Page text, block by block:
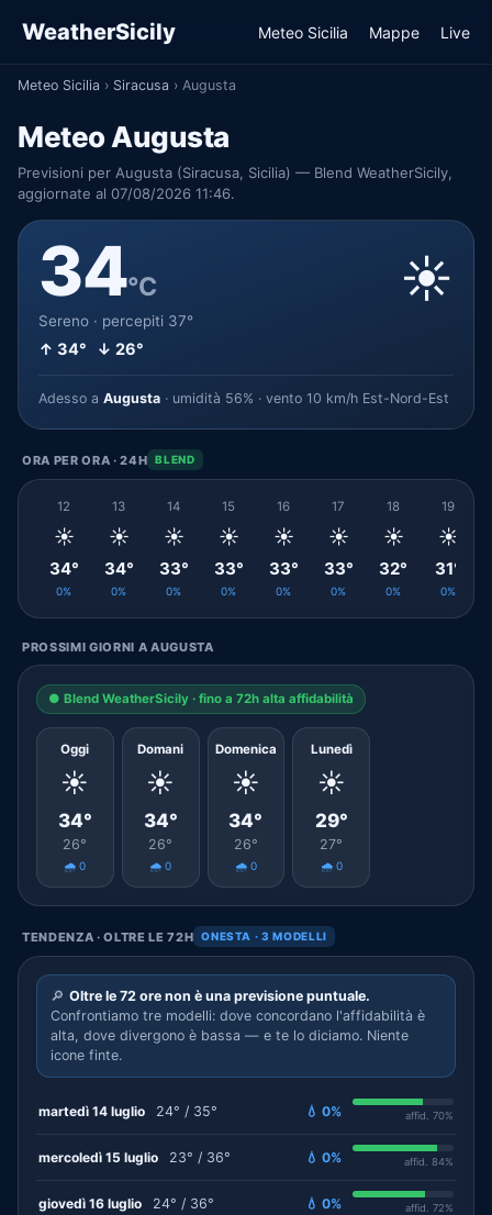
WeatherSicily Meteo Sicilia Mappe Live
Meteo Sicilia › Siracusa › Augusta
Meteo Augusta
Previsioni per Augusta (Siracusa, Sicilia) — Blend WeatherSicily,
aggiornate al 07/08/2026 11:46.
34°C
Sereno · percepiti 37°
↑ 34° ↓ 26°
☀️
Adesso a Augusta · umidità 56% · vento 10 km/h Est-Nord-Est
ORA PER ORA · 24H BLEND
12
☀️
34°
0%
13
☀️
34°
0%
14
☀️
33°
0%
15
☀️
33°
0%
16
☀️
33°
0%
17
☀️
33°
0%
18
☀️
32°
0%
19
☀️
31°
0%
PROSSIMI GIORNI A AUGUSTA
● Blend WeatherSicily · fino a 72h alta affidabilità
Oggi
☀️
34°
26°
🌧️ 0
Domani
☀️
34°
26°
🌧️ 0
Domenica
☀️
34°
26°
🌧️ 0
Lunedì
☀️
29°
27°
🌧️ 0
TENDENZA · OLTRE LE 72H ONESTA · 3 MODELLI
🔎 Oltre le 72 ore non è una previsione puntuale.
Confrontiamo tre modelli: dove concordano l'affidabilità è
alta, dove divergono è bassa — e te lo diciamo. Niente
icone finte.
martedì 14 luglio 24° / 35° 💧 0% affid. 70%
mercoledì 15 luglio 23° / 36° 💧 0% affid. 84%
giovedì 16 luglio 24° / 36° 💧 0% affid. 72%